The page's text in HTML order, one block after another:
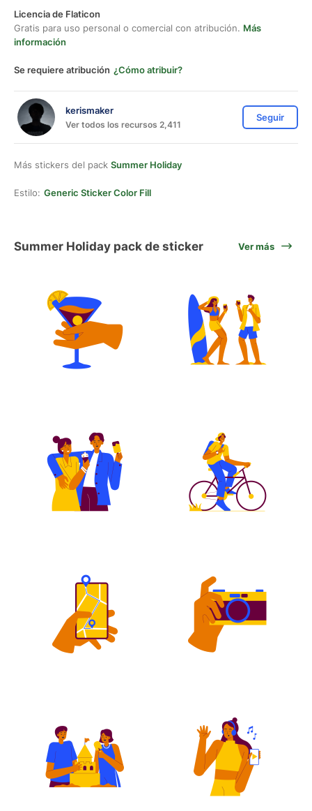
Licencia de Flaticon
Gratis para uso personal o comercial con atribución. Más
información
Se requiere atribución ¿Cómo atribuir?
kerismaker
Ver todos los recursos 2,411
Seguir
Más stickers del pack Summer Holiday
Estilo: Generic Sticker Color Fill
Summer Holiday pack de sticker Ver más